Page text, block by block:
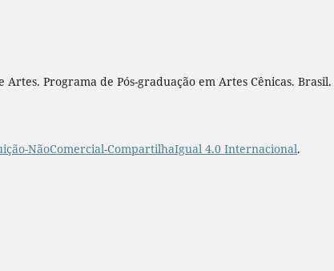
Artes. Programa de Pós-graduação em Artes Cênicas. Brasil.
NãoComercial-CompartilhaIgual 4.0 Internacional.